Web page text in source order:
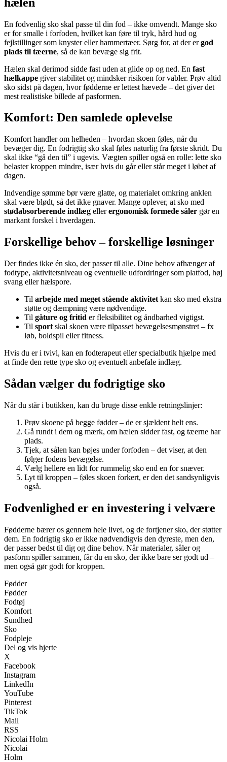
En fodvenlig sko skal passe til din fod – ikke omvendt. Mange sko
er for smalle i forfoden, hvilket kan føre til tryk, hård hud og
fejlstillinger som knyster eller hammertæer. Sørg for, at der ergod
plads til tæerne, så de kan bevæge sig frit.
Hælen skal derimod sidde fast uden at glide op og ned. En fast
hælkappe giver stabilitet og mindsker risikoen for vabler. Prøv altid
sko sidst på dagen, hvor fødderne er lettest hævede – det giver det
mest realistiske billede af pasformen.
Komfort: Den samlede oplevelse
Komfort handler om helheden – hvordan skoen føles, når du
bevæger dig. En fodrigtig sko skal føles naturlig fra første skridt. Du
skal ikke “gå den til” i ugevis. Vægten spiller også en rolle: lette sko
belaster kroppen mindre, især hvis du går eller står meget i løbet af
dagen.
Indvendige sømme bør være glatte, og materialet omkring anklen
skal være blødt, så det ikke gnaver. Mange oplever, at sko med
stødabsorberende indlæg ellerergonomisk formede såler gør en
markant forskel i hverdagen.
Forskellige behov – forskellige løsninger
Der findes ikke én sko, der passer til alle. Dine behov afhænger af
fodtype, aktivitetsniveau og eventuelle udfordringer som platfod, høj
svang eller hælspore.
Til arbejde med meget stående aktivitet kan sko med ekstra
støtte og dæmpning være nødvendige.
Til gåture og fritid er fleksibilitet og åndbarhed vigtigst.
Til sport skal skoen være tilpasset bevægelsesmønstret – fx
løb, boldspil eller fitness.
Hvis du er i tvivl, kan en fodterapeut eller specialbutik hjælpe med
at finde den rette type sko og eventuelt anbefale indlæg.
Sådan vælger du fodrigtige sko
Når du står i butikken, kan du bruge disse enkle retningslinjer:
Prøv skoene på begge fødder – de er sjældent helt ens.
Gå rundt i dem og mærk, om hælen sidder fast, og tæerne har
plads.
Tjek, at sålen kan bøjes under forfoden – det viser, at den
følger fodens bevægelse.
Vælg hellere en lidt for rummelig sko end en for snæver.
Lyt til kroppen – føles skoen forkert, er den det sandsynligvis
også.
Fodvenlighed er en investering i velvære
Fødderne bærer os gennem hele livet, og de fortjener sko, der støtter
dem. En fodrigtig sko er ikke nødvendigvis den dyreste, men den,
der passer bedst til dig og dine behov. Når materialer, såler og
pasform spiller sammen, får du en sko, der ikke bare ser godt ud –
men også gør godt for kroppen.
Fødder
Fødder
Fodtøj
Komfort
Sundhed
Sko
Fodpleje
Del og vis hjerte
X
Facebook
Instagram
LinkedIn
YouTube
Pinterest
TikTok
Mail
RSS
Nicolai Holm
Nicolai
Holm